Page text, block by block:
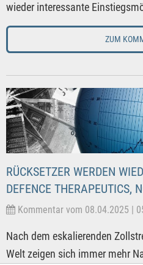
wieder interessante
ZUM
RÜCKSETZER WERDEN
DEFENCE THERAPEUTICS,
Kommentar vom 08.04.2025 |
Nach dem eskalierenden
Welt zeigen sich immer mehr